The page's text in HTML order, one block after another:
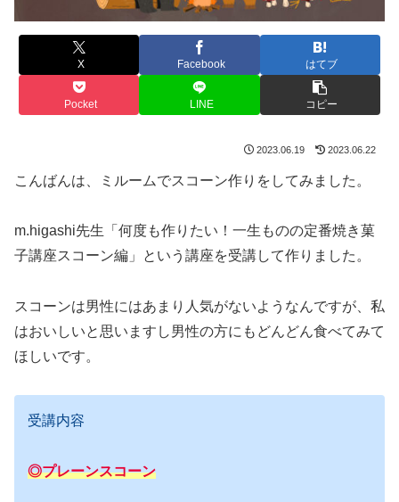
X Facebook はてブ
Pocket LINE コピー
2023.06.19 2023.06.22
こんばんは、ミルームでスコーン作りをしてみました。
m.higashi先生「何度も作りたい！一生ものの定番焼き菓
子講座スコーン編」という講座を受講して作りました。
スコーンは男性にはあまり人気がないようなんですが、私
はおいしいと思いますし男性の方にもどんどん食べてみて
ほしいです。
受講内容
◎プレーンスコーン